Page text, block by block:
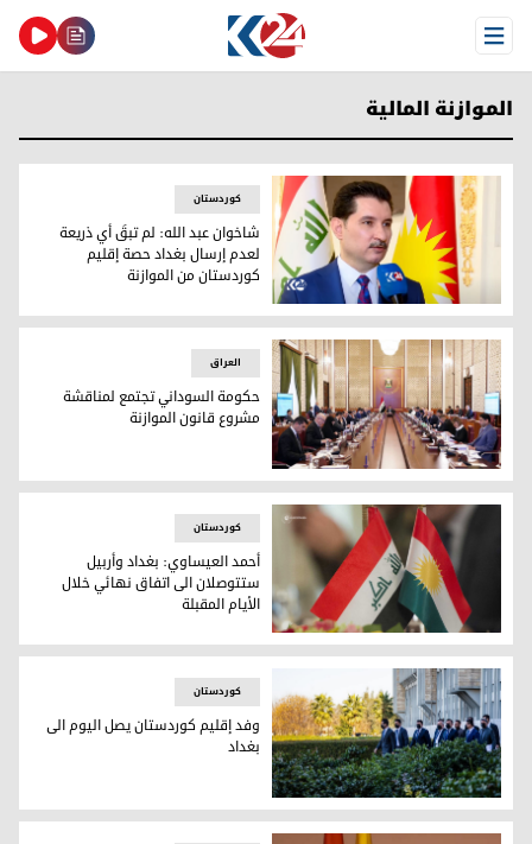
Open Menu
الموازنة المالية
شاخوان عبد الله: لم تبقَ أي ذريعة لعدم إرسال بغداد حصة
کوردستان
شاخوان عبد الله: لم تبقَ أي ذريعة
لعدم إرسال بغداد حصة إقليم
كوردستان من الموازنة
حكومة السوداني تجتمع لمناقشة مشروع قانون الموازنة
العراق
حكومة السوداني تجتمع لمناقشة
مشروع قانون الموازنة
أحمد العيساوي: بغداد وأربيل ستتوصلان الى اتفاق نهائي خلال
کوردستان
أحمد العيساوي: بغداد وأربيل
ستتوصلان الى اتفاق نهائي خلال
الأيام المقبلة
وفد اقليم كوردستان المفاوض
کوردستان
وفد إقليم كوردستان يصل اليوم الى
بغداد